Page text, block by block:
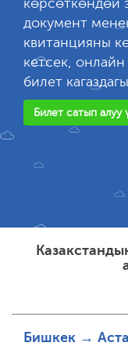
көрсөткөндөй
документ
квитанцияны
кетсек,
билет
Билет сатып алуу
Бишкек →